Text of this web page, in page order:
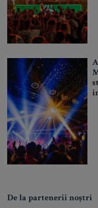
De la partenerii noștri